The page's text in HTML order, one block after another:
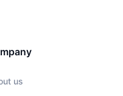
us